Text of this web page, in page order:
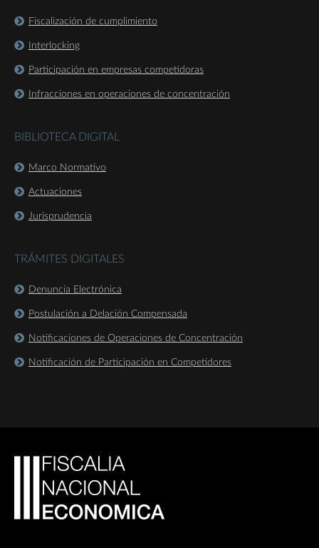
Fiscalización de cumplimiento
Interlocking
Participación en empresas competidoras
Infracciones en operaciones de concentración
BIBLIOTECA DIGITAL
Marco Normativo
Actuaciones
Jurisprudencia
TRÁMITES DIGITALES
Denuncia Electrónica
Postulación a Delación Compensada
Notificaciones de Operaciones de Concentración
Notificación de Participación en Competidores